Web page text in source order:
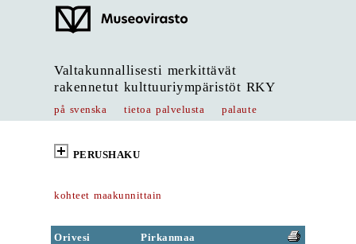
Valtakunnallisesti merkittävät
rakennetut kulttuuriympäristöt RKY
på svenska tietoa palvelusta palaute
PERUSHAKU
kohteet maakunnittain
Orivesi Pirkanmaa